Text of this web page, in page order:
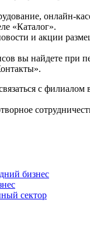
онлайн-
«Каталог».
и акции
вы найдете при
с филиалом
бизнес
сектор